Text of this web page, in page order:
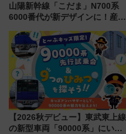
山陽新幹線「こだま」N700系
6000番代が新デザインに！産学
用は今冬から
【2026秋デビュー】東武東上線
の新型車両「90000系」にいち